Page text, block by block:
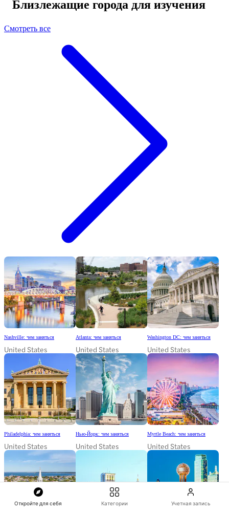
Откройте для себя Категории Учетная запись
Близлежащие города для изучения
Смотреть все
Nashville: чем заняться
United States
Atlanta: чем заняться
United States
Washington DC: чем заняться
United States
Philadelphia: чем заняться
United States
Нью-Йорк: чем заняться
United States
Myrtle Beach: чем заняться
United States